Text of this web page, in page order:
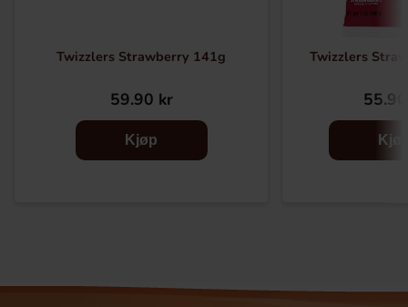
Twizzlers Strawberry 141g
59.90 kr
Kjøp
Twizzlers